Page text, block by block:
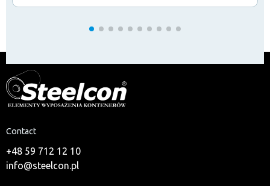
Contact
+48 59 712 12 10
info@steelcon.pl